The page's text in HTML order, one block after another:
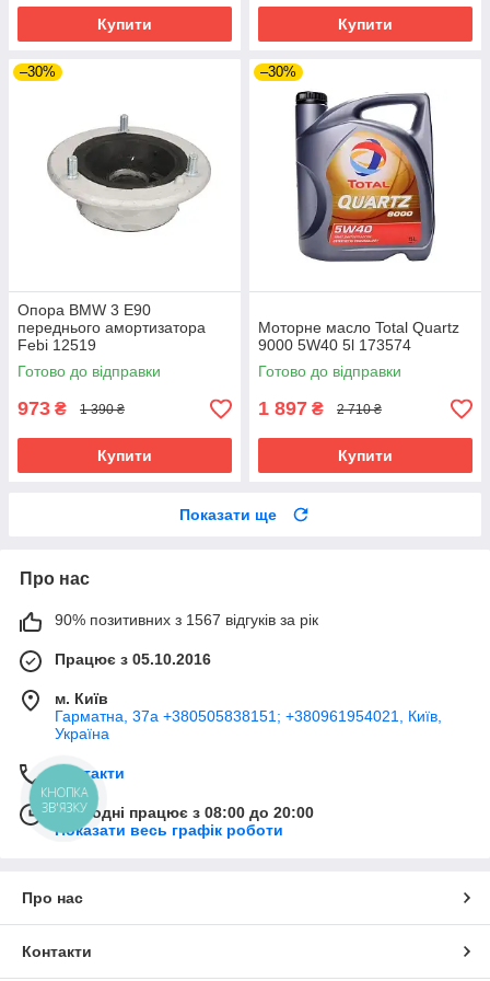
Купити Купити
–30%
Опора BMW 3 E90
переднього амортизатора
Febi 12519
Готово до відправки
973 ₴ 1 390 ₴
Купити
–30%
Моторне масло Total Quartz
9000 5W40 5l 173574
Готово до відправки
1 897 ₴ 2 710 ₴
Купити
Показати ще
Про нас
90% позитивних з 1567 відгуків за рік
Працює з 05.10.2016
м. Київ
Гарматна, 37а +380505838151; +380961954021, Київ,
Україна
Контакти
Сьогодні працює з 08:00 до 20:00
Показати весь графік роботи
Про нас
Контакти
КНОПКА
ЗВ'ЯЗКУ